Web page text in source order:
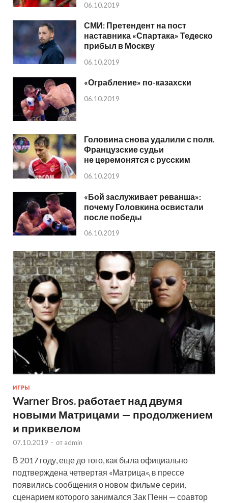
06.10.2019
СМИ: Претендент на пост
наставника «Спартака» Тедеско
прибыл в Москву
06.10.2019
«Ограбление» по-казахски
06.10.2019
Головина снова удалили с поля.
Французские судьи
не церемонятся с русским
06.10.2019
«Бой заслуживает реванша»:
почему Головкина освистали
после победы
06.10.2019
ИГРЫ
Warner Bros. работает над двумя
новыми Матрицами — продолжением
и приквелом
07.10.2019 - от admin
В 2017 году, еще до того, как была официально
подтверждена четвертая «Матрица«, в прессе
появились сообщения о новом фильме серии,
сценарием которого занимался Зак Пенн — соавтор